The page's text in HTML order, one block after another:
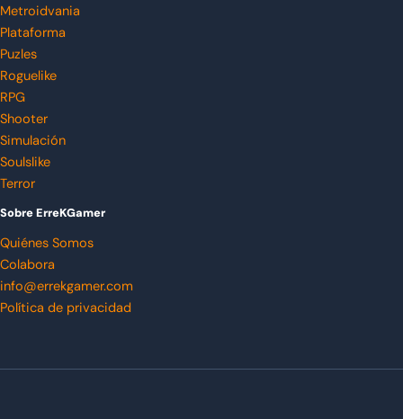
Metroidvania
Plataforma
Puzles
Roguelike
RPG
Shooter
Simulación
Soulslike
Terror
Sobre ErreKGamer
Quiénes Somos
Colabora
info@errekgamer.com
Política de privacidad